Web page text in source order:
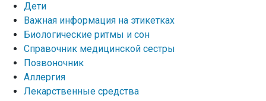
Дети
Важная информация на этикетках
Биологические ритмы и сон
Справочник медицинской сестры
Позвоночник
Аллергия
Лекарственные средства